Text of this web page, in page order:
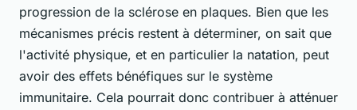
progression de la sclérose en plaques. Bien que les
mécanismes précis restent à déterminer, on sait que
l'activité physique, et en particulier la natation, peut
avoir des effets bénéfiques sur le système
immunitaire. Cela pourrait donc contribuer à atténuer